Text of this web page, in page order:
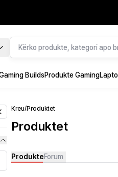
BuildsProdukte Gaming
Kreu/Produktet
Produktet
ProdukteForum